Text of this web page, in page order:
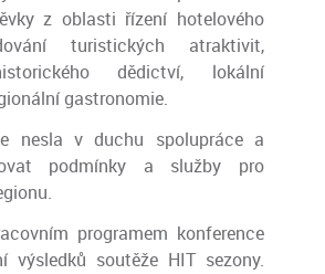
z oblasti řízení hotelového
turistických atraktivit,
dědictví, lokální
gastronomie.
nesla v duchu spolupráce a
podmínky a služby pro
programem konference
výsledků soutěže HIT sezony.